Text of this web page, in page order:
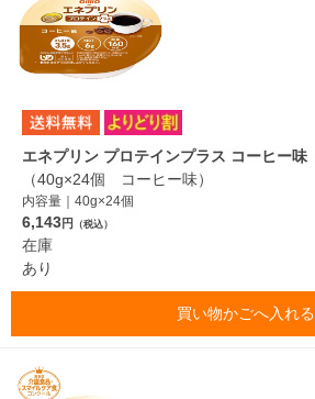
エネプリン プロテインプラス コーヒー味
（40g×24個 コーヒー味）
内容量｜40g×24個
6,143円 （税込）
在庫
あり
買い物かごへ入れる